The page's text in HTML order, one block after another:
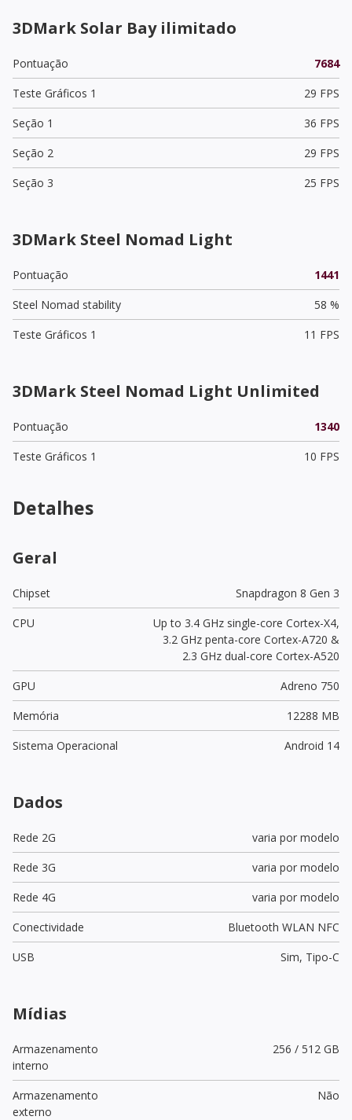
3DMark Solar Bay ilimitado
Pontuação
7684
Teste Gráficos 1
29 FPS
Seção 1
36 FPS
Seção 2
29 FPS
Seção 3
25 FPS
3DMark Steel Nomad Light
Pontuação
1441
Steel Nomad stability
58 %
Teste Gráficos 1
11 FPS
3DMark Steel Nomad Light Unlimited
Pontuação
1340
Teste Gráficos 1
10 FPS
Detalhes
Geral
Chipset
Snapdragon 8 Gen 3
CPU
Up to 3.4 GHz single-core Cortex-X4,
3.2 GHz penta-core Cortex-A720 &
2.3 GHz dual-core Cortex-A520
GPU
Adreno 750
Memória
12288 MB
Sistema Operacional
Android 14
Dados
Rede 2G
varia por modelo
Rede 3G
varia por modelo
Rede 4G
varia por modelo
Conectividade
Bluetooth WLAN NFC
USB
Sim, Tipo-C
Mídias
Armazenamento
interno
256 / 512 GB
Armazenamento
externo
Não